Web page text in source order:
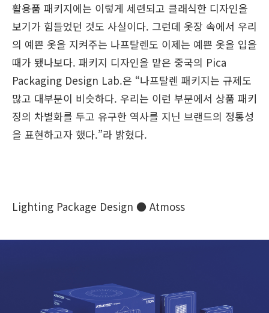
활용품 패키지에는 이렇게 세련되고 클래식한 디자인을
보기가 힘들었던 것도 사실이다. 그런데 옷장 속에서 우리
의 예쁜 옷을 지켜주는 나프탈렌도 이제는 예쁜 옷을 입을
때가 됐나보다. 패키지 디자인을 맡은 중국의 Pica
Packaging Design Lab.은 “나프탈렌 패키지는 규제도
많고 대부분이 비슷하다. 우리는 이런 부분에서 상품 패키
징의 차별화를 두고 유구한 역사를 지닌 브랜드의 정통성
을 표현하고자 했다.”라 밝혔다.
Lighting Package Design ● Atmoss